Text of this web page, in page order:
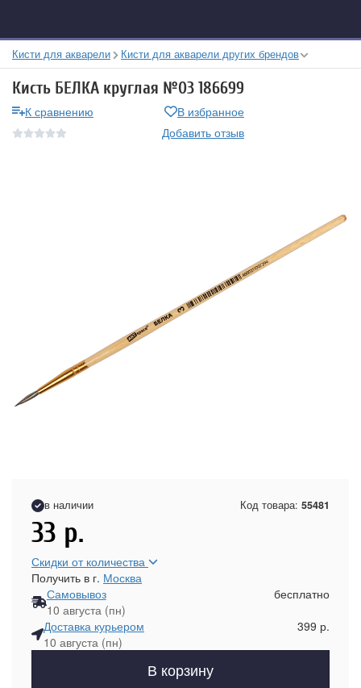
Кисти для акварели Кисти для акварели других брендов
Кисть БЕЛКА круглая №03 186699
К сравнению
В избранное
Добавить отзыв
в наличии Код товара: 55481
33 р.
Скидки от количества
Получить в г. Москва
Самовывоз
10 августа (пн)
бесплатно
Доставка курьером
10 августа (пн)
399 р.
В корзину